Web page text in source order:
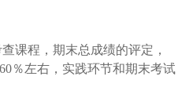
课程，期末总成绩的评定，
％左右，实践环节和期末考试